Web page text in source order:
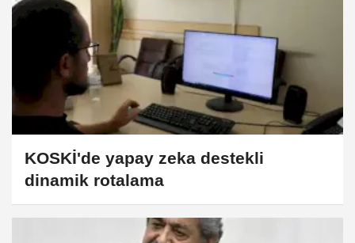
KOSKİ'de yapay zeka destekli
dinamik rotalama